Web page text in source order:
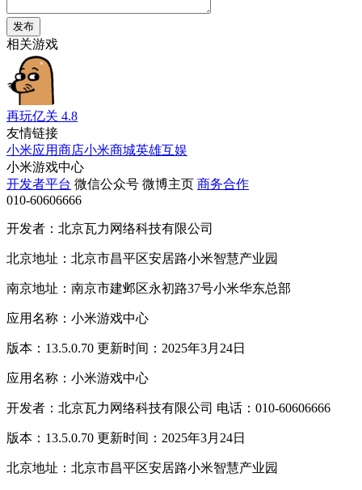
发布
相关游戏
再玩亿关 4.8
友情链接
小米应用商店小米商城英雄互娱
小米游戏中心
开发者平台 微信公众号 微博主页 商务合作
010-60606666
开发者：北京瓦力网络科技有限公司
北京地址：北京市昌平区安居路小米智慧产业园
南京地址：南京市建邺区永初路37号小米华东总部
应用名称：小米游戏中心
版本：13.5.0.70 更新时间：2025年3月24日
应用名称：小米游戏中心
开发者：北京瓦力网络科技有限公司 电话：010-60606666
版本：13.5.0.70 更新时间：2025年3月24日
北京地址：北京市昌平区安居路小米智慧产业园